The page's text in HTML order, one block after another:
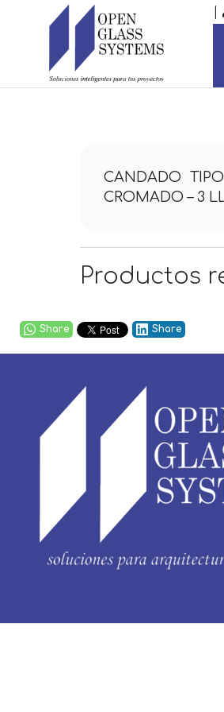
CANDADO
CROMADO – 3
Productos
Share Share